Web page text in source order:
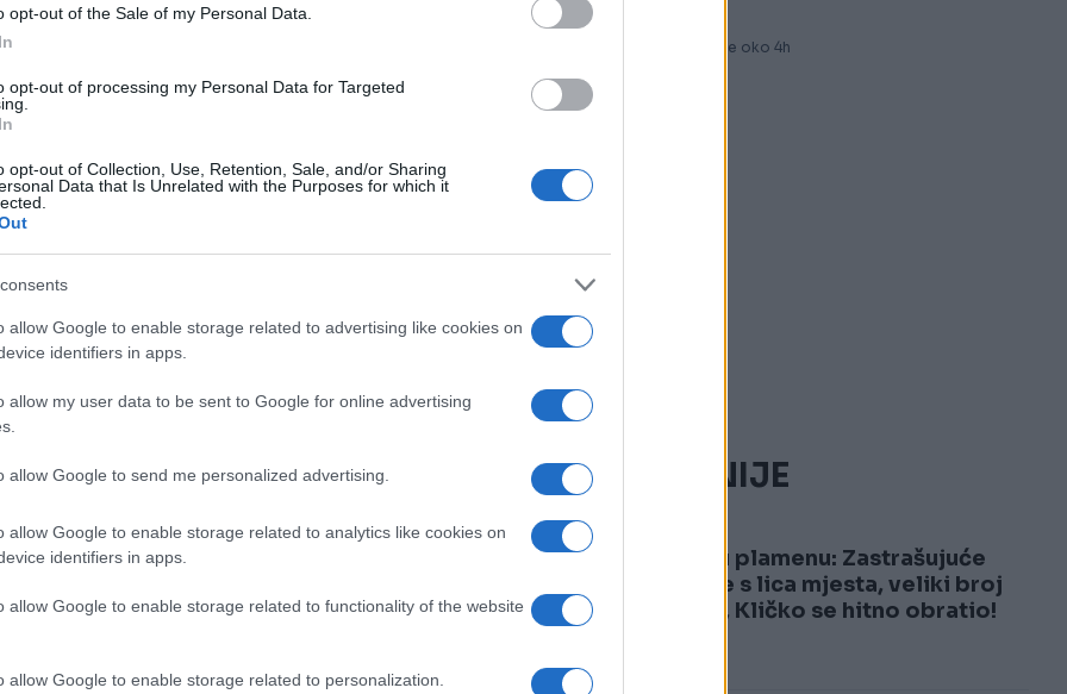
opt-out of the Sale of my Personal Data.
opt-out of processing my Personal Data for Targeted
opt-out of Collection, Use, Retention, Sale, and/or Sharing
Data that Is Unrelated with the Purposes for which it
allow Google to enable storage related to advertising like cookies on
identifiers in apps.
allow my user data to be sent to Google for online advertising
allow Google to send me personalized advertising.
allow Google to enable storage related to analytics like cookies on
identifiers in apps.
allow Google to enable storage related to functionality of the website
allow Google to enable storage related to personalization.
Prije oko 4h
NAJČITANIJE
1
Kijev u plamenu: Zastrašujuće
snimke s lica mjesta, veliki broj
žrtava, Kličko se hitno obratio!